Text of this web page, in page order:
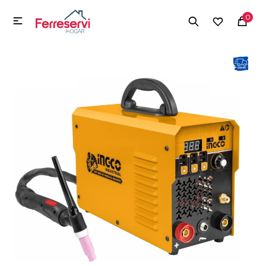
0

MI CUENTA
Herramientas y Construcción
Electrodomésticos
Tecnología
Deportes